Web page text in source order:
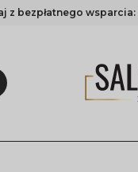
z bezpłatnego wsparcia: